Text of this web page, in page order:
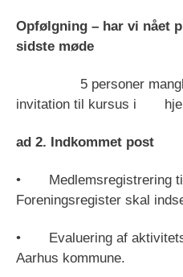
Opfølgning – har vi nået
sidste møde
5 personer mangler
invitation til kursus i
ad 2. Indkommet post
• Medlemsregistrering
Foreningsregister skal
• Evaluering af
Aarhus kommune.